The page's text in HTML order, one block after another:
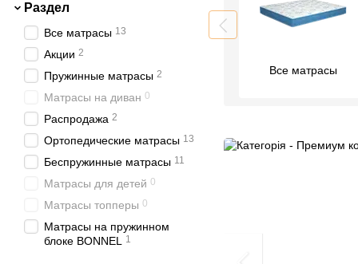
Все матрасы
Раздел
Все матрасы 13
Акции 2
Пружинные матрасы 2
Матрасы на диван 0
Распродажа 2
Ортопедические матрасы 13
Беспружинные матрасы 11
Матрасы для детей 0
Матрасы топперы 0
Матрасы на пружинном
блоке BONNEL
1